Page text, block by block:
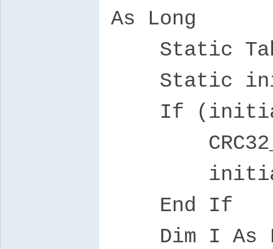
As Long
Static
Static
If
End If
Dim I As